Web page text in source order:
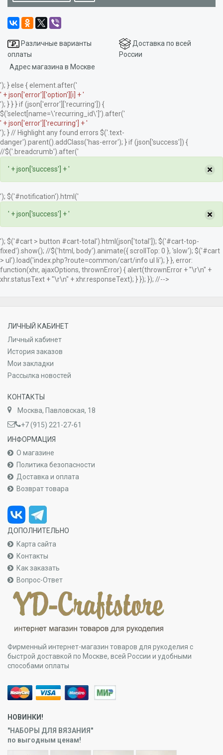
Различные варианты
оплаты
Доставка по всей
России
Адрес магазина в Москве
'); } else { element.after('
' + json['error']['option'][i] + '
'); } } } if (json['error']['recurring']) {
$('select[name=\'recurring_id\']').after('
' + json['error']['recurring'] + '
'); } // Highlight any found errors $('.text-
danger').parent().addClass('has-error'); } if (json['success']) {
//$('.breadcrumb').after('
' + json['success'] + ' ×
'); $('#notification').html('
' + json['success'] + ' ×
'); $('#cart > button #cart-total').html(json['total']); $('#cart-top-
fixed').show(); //$('html, body').animate({ scrollTop: 0 }, 'slow'); $('#cart
> ul').load('index.php?route=common/cart/info ul li'); } }, error:
function(xhr, ajaxOptions, thrownError) { alert(thrownError + "\r\n" +
xhr.statusText + "\r\n" + xhr.responseText); } }); }); //-->
ЛИЧНЫЙ КАБИНЕТ
Личный кабинет
История заказов
Мои закладки
Рассылка новостей
КОНТАКТЫ
Москва, Павловская, 18
+7 (915) 221-27-61
ИНФОРМАЦИЯ
О магазине
Политика безопасности
Доставка и оплата
Возврат товара
ДОПОЛНИТЕЛЬНО
Карта сайта
Контакты
Как заказать
Вопрос-Ответ
Фирменный интернет-магазин товаров для рукоделия с
быстрой доставкой по Москве, всей России и удобными
способами оплаты
НОВИНКИ!
"НАБОРЫ ДЛЯ ВЯЗАНИЯ"
по выгодным ценам!